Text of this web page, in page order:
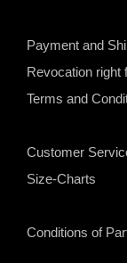
Payment and
Revocation right
Terms and
Customer
Size-Charts
Conditions of